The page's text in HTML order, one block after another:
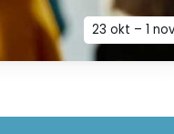
23 okt – 1